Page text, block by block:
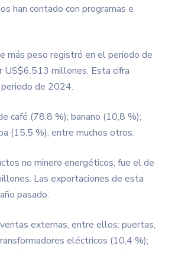
han contado con programas e
más peso registró en el periodo de
US$6.513 millones. Esta cifra
de 2024.
café (78,8 %); banano (10,8 %);
(15,5 %), entre muchos otros.
no minero energéticos, fue el de
Las exportaciones de esta
pasado.
externas, entre ellos: puertas,
eléctricos (10,4 %);